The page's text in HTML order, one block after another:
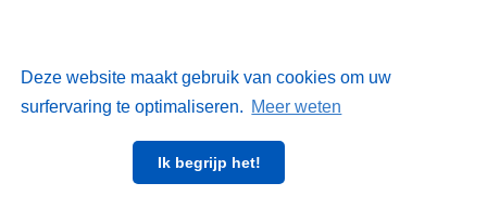
Deze website maakt gebruik van cookies om uw
surfervaring te optimaliseren. Meer weten
Ik begrijp het!